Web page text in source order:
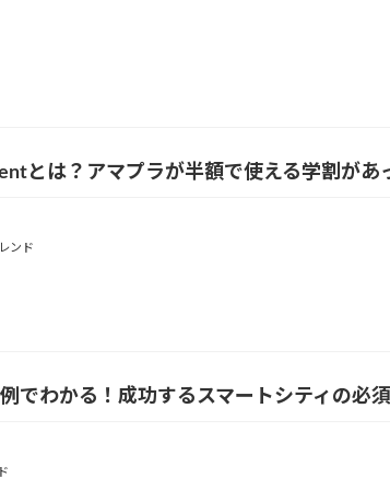
とは？アマプラが半額で使える学割があ
ンド
でわかる！成功するスマートシティの必